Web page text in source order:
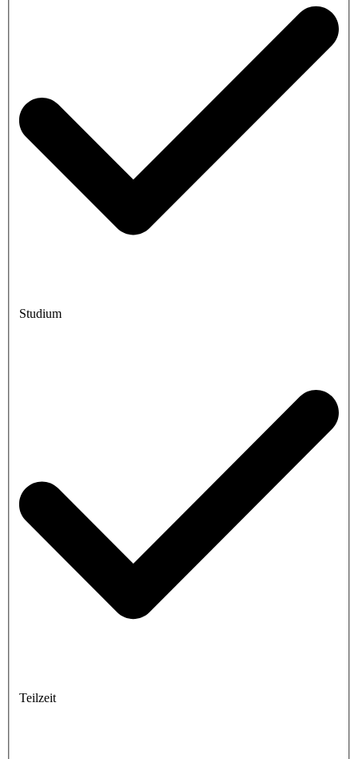
Studium
Teilzeit